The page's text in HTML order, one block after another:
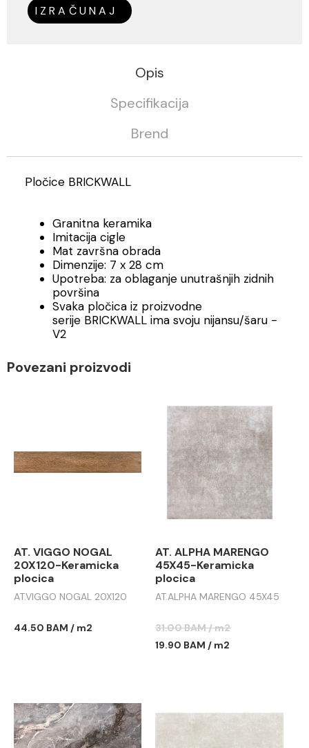
IZRAČUNAJ
Opis
Specifikacija
Brend
Pločice BRICKWALL
Granitna keramika
Imitacija cigle
Mat završna obrada
Dimenzije: 7 x 28 cm
Upotreba: za oblaganje unutrašnjih zidnih
površina
Svaka pločica iz proizvodne
serije BRICKWALL ima svoju nijansu/šaru -
V2
Povezani proizvodi
AT. VIGGO NOGAL
20X120-Keramicka
plocica
AT.VIGGO NOGAL 20X120
44.50 BAM / m2
AT. ALPHA MARENGO
45X45-Keramicka
plocica
AT.ALPHA MARENGO 45X45
31.00 BAM / m2
19.90 BAM / m2